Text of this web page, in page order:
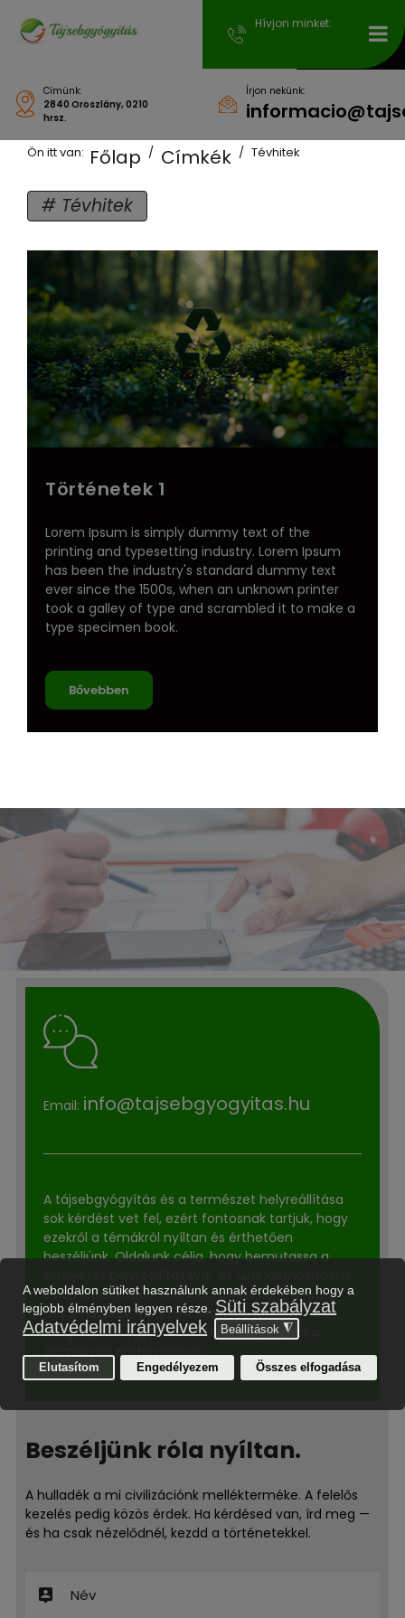
Címünk:
2840 Oroszlány, 0210
hrsz.
Írjon nekünk:
Hívjon minket:
Ön itt van: Főlap Címkék Tévhitek
Tévhitek
Történetek 1
Lorem Ipsum is simply dummy text of the
printing and typesetting industry. Lorem Ipsum
has been the industry's standard dummy text
ever since the 1500s, when an unknown printer
took a galley of type and scrambled it to make a
type specimen book.
Bővebben
Email: info@tajsebgyogyitas.hu
A tájsebgyógyítás és a természet helyreállítása
sok kérdést vet fel, ezért fontosnak tartjuk, hogy
ezekről a témákról nyíltan és érthetően
beszéljünk. Oldalunk célja, hogy bemutassa a
és a fenntartható megoldásokkal kapcsolatos
folyamatokat, valamint segítsen jobban
megérteni, hogyan lehet felelősen kezelni a
természeti erőforrásokat.
Beszéljünk róla nyíltan.
A hulladék a mi civilizációnk mellékterméke. A felelős
kezelés pedig közös érdek. Ha kérdésed van, írd meg —
és ha csak nézelődnél, kezdd a történetekkel.